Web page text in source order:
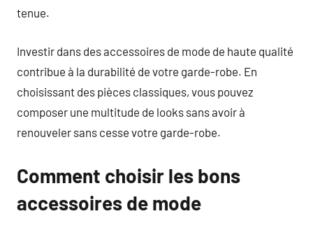
tenue.
Investir dans des accessoires de mode de haute qualité
contribue à la durabilité de votre garde-robe. En
choisissant des pièces classiques, vous pouvez
composer une multitude de looks sans avoir à
renouveler sans cesse votre garde-robe.
Comment choisir les bons
accessoires de mode